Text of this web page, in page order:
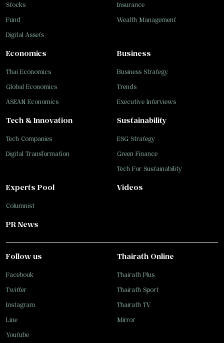
Stocks
Fund
Digital Assets
Insurance
Wealth Management
Business
Business Strategy
Trends
Executive Interviews
Tech & Innovation
Tech Companies
Digital Transformation
Sustainability
ESG Strategy
Green Finance
Tech For Sustainability
Economics
Thai Economics
Global Economics
ASEAN Economics
Experts Pool
Columnist
Videos
PR News
Follow us
Facebook
Twitter
Instagram
Line
Youtube
Thairath Online
Thairath Plus
Thairath Sport
Thairath TV
Mirror